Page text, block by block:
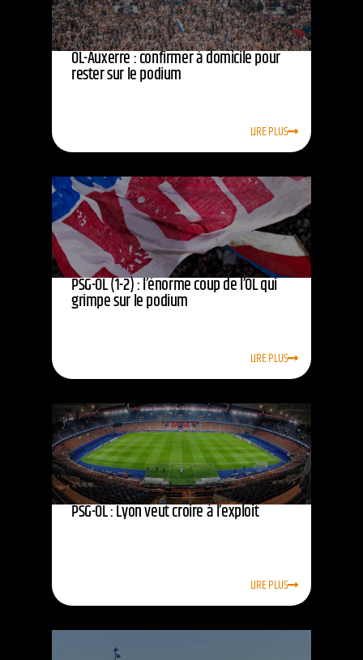
OL-Auxerre : confirmer à domicile pour
rester sur le podium
LIRE PLUS
PSG-OL (1-2) : l’énorme coup de l’OL qui
grimpe sur le podium
LIRE PLUS
PSG-OL : Lyon veut croire à l’exploit
LIRE PLUS